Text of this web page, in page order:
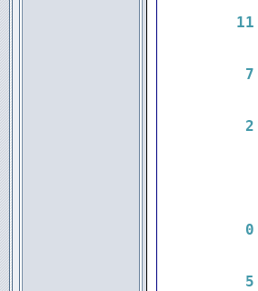
11
7
2
0
5